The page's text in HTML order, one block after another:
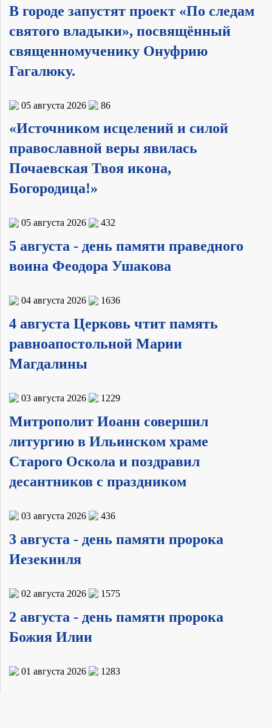
В городе запустят проект «По следам
святого владыки», посвящённый
священномученику Онуфрию
Гагалюку.
05 августа 2026 86
«Источником исцелений и силой
православной веры явилась
Почаевская Твоя икона,
Богородица!»
05 августа 2026 432
5 августа - день памяти праведного
воина Феодора Ушакова
04 августа 2026 1636
4 августа Церковь чтит память
равноапостольной Марии
Магдалины
03 августа 2026 1229
Митрополит Иоанн совершил
литургию в Ильинском храме
Старого Оскола и поздравил
десантников с праздником
03 августа 2026 436
3 августа - день памяти пророка
Иезекииля
02 августа 2026 1575
2 августа - день памяти пророка
Божия Илии
01 августа 2026 1283